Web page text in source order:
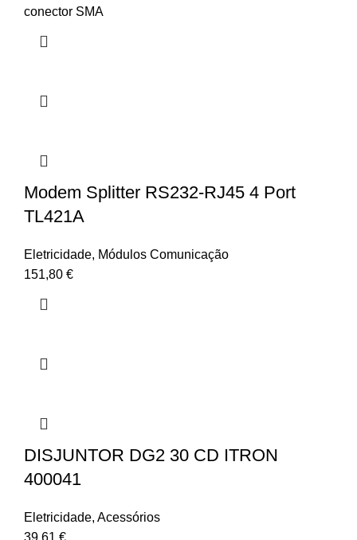
conector SMA
Modem Splitter RS232-RJ45 4 Port
TL421A
Eletricidade, Módulos Comunicação
151,80 €
DISJUNTOR DG2 30 CD ITRON
400041
Eletricidade, Acessórios